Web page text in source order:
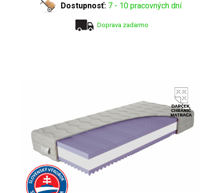
Dostupnosť: 7 - 10 pracovných dní
Doprava zadarmo